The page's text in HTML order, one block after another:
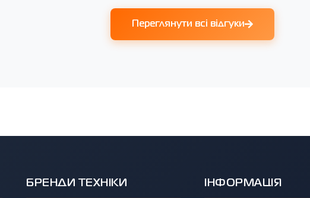
Переглянути всі відгуки
БРЕНДИ ТЕХНІКИ ІНФОРМАЦІЯ